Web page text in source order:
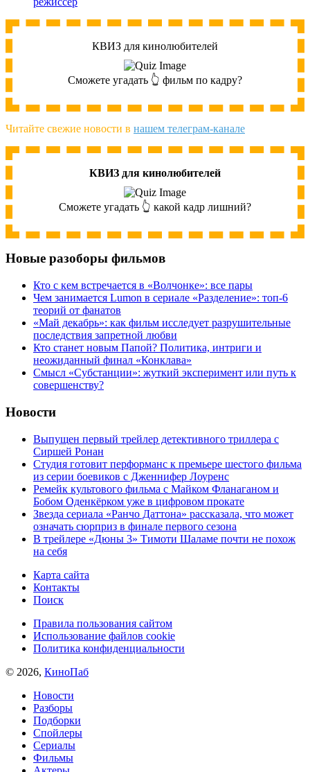
КВИЗ для кинолюбителей
Сможете угадать 👆 фильм по кадру?
Читайте свежие новости в нашем телеграм-канале
КВИЗ для кинолюбителей
Сможете угадать 👆 какой кадр лишний?
Новые разоборы фильмов
Кто с кем встречается в «Волчонке»: все пары
Чем занимается Lumon в сериале «Разделение»: топ-6
теорий от фанатов
«Май декабрь»: как фильм исследует разрушительные
последствия запретной любви
Кто станет новым Папой? Политика, интриги и
неожиданный финал «Конклава»
Cмысл «Субстанции»: жуткий эксперимент или путь к
совершенству?
Новости
Выпущен первый трейлер детективного триллера с
Сиршей Ронан
Студия готовит перформанс к премьере шестого фильма
из серии боевиков с Дженнифер Лоуренс
Ремейк культового фильма с Майком Фланаганом и
Бобом Оденкёрком уже в цифровом прокате
Звезда сериала «Ранчо Даттона» рассказала, что может
означать сюрприз в финале первого сезона
В трейлере «Дюны 3» Тимоти Шаламе почти не похож
на себя
Карта сайта
Контакты
Поиск
Правила пользования сайтом
Использование файлов cookie
Политика конфиденциальности
© 2026, КиноПаб
Новости
Разборы
Подборки
Спойлеры
Сериалы
Фильмы